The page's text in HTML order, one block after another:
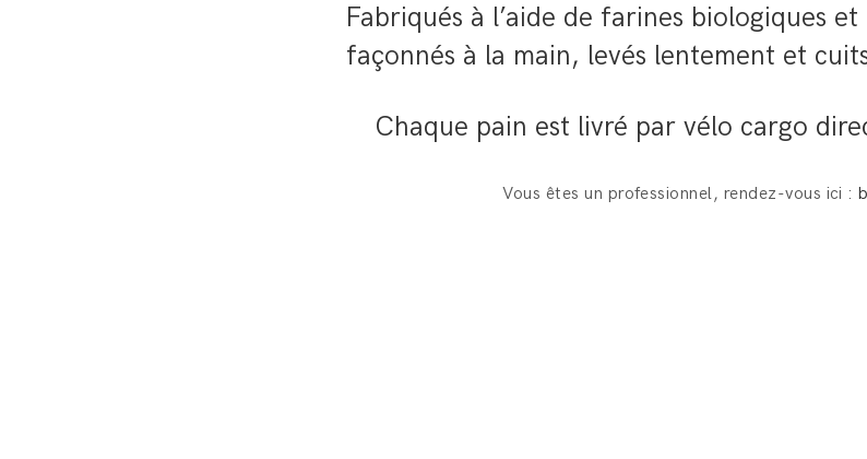
Fabriqués à l’aide de farines biologiques
façonnés à la main, levés lentement et
Chaque pain est livré par vélo cargo
Vous êtes un professionnel, rendez-vous ici :